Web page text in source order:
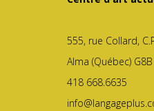
555, rue Collard,
Alma (Québec) G8B
418 668.6635